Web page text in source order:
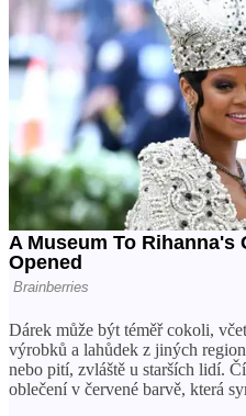
Dárek může být téměř cokoli,
výrobků a lahůdek z jiných
nebo pití, zvláště u starších lidí.
oblečení v červené barvě, která